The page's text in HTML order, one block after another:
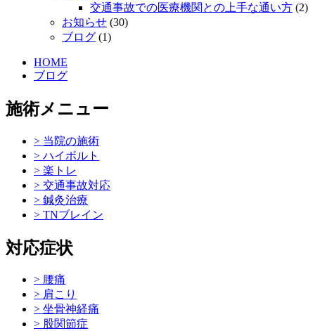
交通事故での医療機関との上手な通い方 (2)
お知らせ (30)
ブログ (1)
HOME
ブログ
施術メニュー
> 当院の施術
> ハイボルト
> 楽トレ
> 交通事故対応
> 鍼灸治療
> TNブレイン
対応症状
> 腰痛
> 肩こり
> 坐骨神経痛
> 股関節症